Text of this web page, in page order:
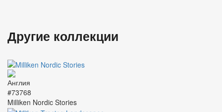
Другие коллекции
#73768
Milliken Nordic Stories